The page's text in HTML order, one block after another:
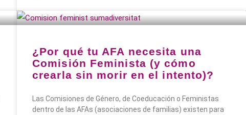
¿Por qué tu AFA necesita una
Comisión Feminista (y cómo
crearla sin morir en el intento)?
Las Comisiones de Género, de Coeducación o Feministas
dentro de las AFAs (asociaciones de familias) existen para